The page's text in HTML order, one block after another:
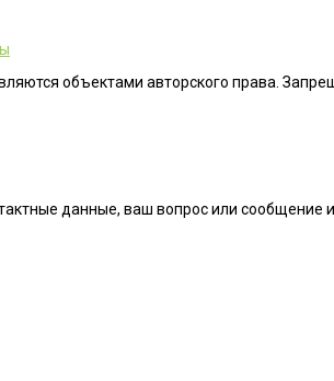
объектами авторского права.
данные, ваш вопрос или